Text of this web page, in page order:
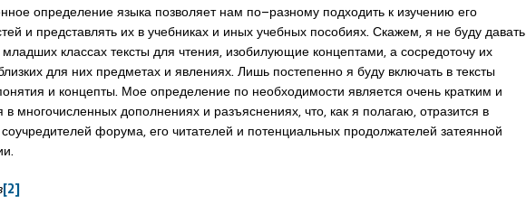
определение языка позволяет нам по–разному подходить к изучению его
и представлять их в учебниках и иных учебных пособиях. Скажем, я не буду давать
классах тексты для чтения, изобилующие концептами, а сосредоточу их
для них предметах и явлениях. Лишь постепенно я буду включать в тексты
и концепты. Мое определение по необходимости является очень кратким и
многочисленных дополнениях и разъяснениях, что, как я полагаю, отразится в
соучредителей форума, его читателей и потенциальных продолжателей затеянной
[2]